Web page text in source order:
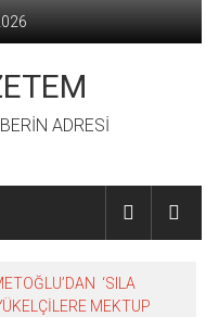
ADRESİ
‘SILA
MEKTUP